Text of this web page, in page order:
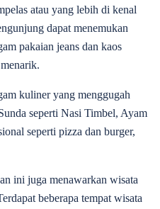
atau yang lebih di kenal
dapat menemukan
pakaian jeans dan kaos
kuliner yang menggugah
seperti Nasi Timbel, Ayam
seperti pizza dan burger,
ini juga menawarkan wisata
beberapa tempat wisata